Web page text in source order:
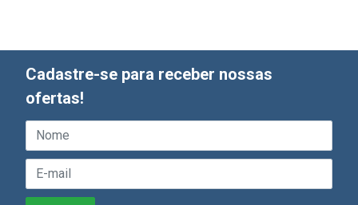
Cadastre-se para receber nossas
ofertas!